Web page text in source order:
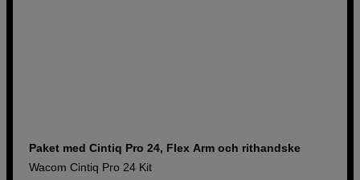
Paket med Cintiq Pro 24, Flex Arm och rithandske
Wacom Cintiq Pro 24 Kit